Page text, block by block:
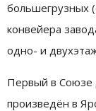
большегрузных
конвейера
одно- и
Первый в Союзе
произведён в